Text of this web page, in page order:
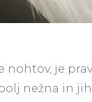
je
nežna in